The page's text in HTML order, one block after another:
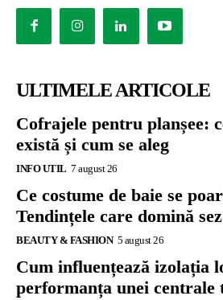
ULTIMELE ARTICOLE
Cofrajele pentru planșee:
există și cum se aleg
INFO UTIL 7 august 26
Ce costume de baie se
Tendințele care domină
BEAUTY & FASHION 5 august 26
Cum influențează izolația
performanța unei centrale